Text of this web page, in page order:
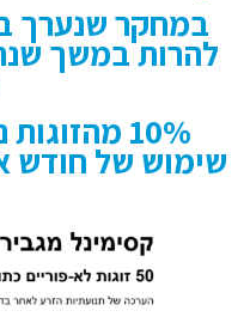
להרות במשך
10%
שימוש של חודש